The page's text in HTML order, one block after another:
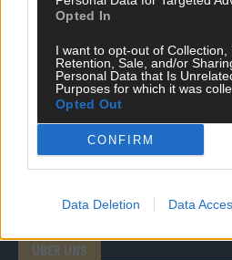
Opted In
I want to opt-out of Collection,
Retention, Sale, and/or
Personal Data that Is
Purposes for which it was
Opted Out
CONFIRM
Data Deletion Data
Meinung
Eurovision
FLASH – DAS VIDEOPORTAL
ÜBER UNS